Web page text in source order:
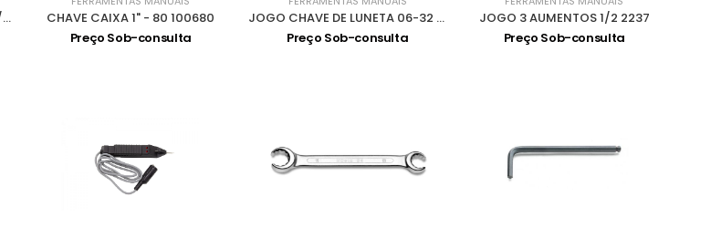
CHAVE SEXTAVADA INTERIOR 9/16 96AS
CHAVE CAIXA 1" - 80 100680
Preço Sob-consulta
JOGO CHAVE DE LUNETA 06-32 12PCS 110012
Preço Sob-consulta
JOGO 3 AUMENTOS 1/2 2237
Preço Sob-consulta